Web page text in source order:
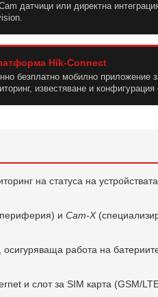
датчици или директна
Hik-Connect
безплатно мобилно приложение
известяване и конфигурация
на статуса на
и Cam-X
осигуряваща работа на
и слот за SIM карта (GSM/